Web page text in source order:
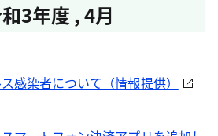
3年度 , 4月
感染者について（情報提供）